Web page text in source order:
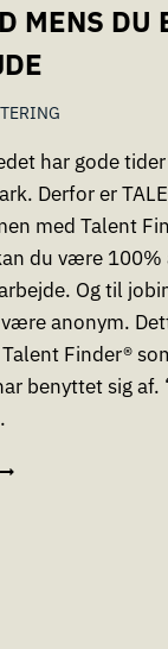
MENS DU
har gode
Derfor er
med Talent
du være 100%
Og til
anonym.
Finder®
benyttet sig af.
NYHED: